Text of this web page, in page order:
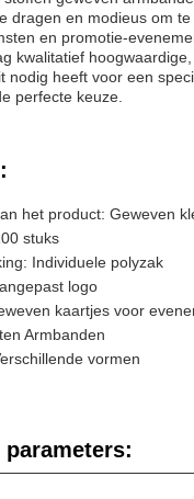
dragen en modieus om
en promotie-
kwalitatief
nodig heeft voor een
perfecte keuze.
het product: Geweven
stuks
Individuele polyzak
logo
kaartjes voor
Armbanden
vormen